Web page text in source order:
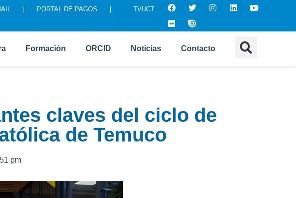
PORTAL DE PAGOS TVUCT
Formación ORCID Noticias Contacto
claves del ciclo de
de Temuco
pm